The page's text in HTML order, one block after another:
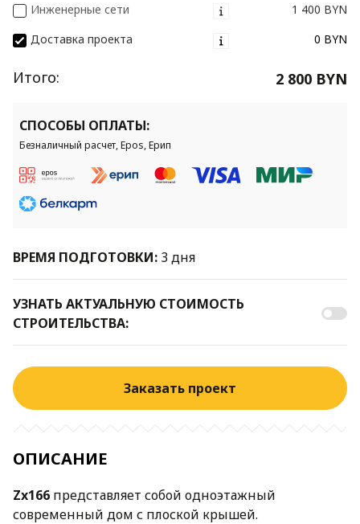
Инженерные сети
1 400 BYN
Доставка проекта
0 BYN
Итого: 2 800 BYN
СПОСОБЫ ОПЛАТЫ:
Безналичный расчет, Epos, Ерип
ВРЕМЯ ПОДГОТОВКИ: 3 дня
УЗНАТЬ АКТУАЛЬНУЮ СТОИМОСТЬ
СТРОИТЕЛЬСТВА:
Заказать проект
ОПИСАНИЕ
Zx166 представляет собой одноэтажный
современный дом с плоской крышей.